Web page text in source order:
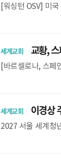
[워싱턴 OSV] 미
c Relief
세계교회교황, 스
[바르셀로나, 스페
대성당 ‘예수 그
세계교회이경상
2027 서울 세계청
6월 10일 플로리